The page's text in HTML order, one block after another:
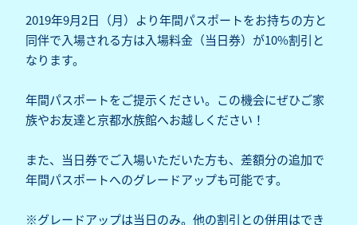
2019年9月2日（月）より年間パスポートをお持ちの方と
同伴で入場される方は入場料金（当日券）が10%割引と
なります。
年間パスポートをご提示ください。この機会にぜひご家
族やお友達と京都水族館へお越しください！
また、当日券でご入場いただいた方も、差額分の追加で
年間パスポートへのグレードアップも可能です。
※グレードアップは当日のみ。他の割引との併用はでき